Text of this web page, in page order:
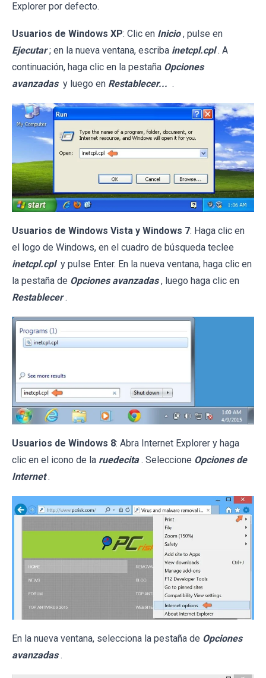
Explorer por defecto.
Usuarios de Windows XP: Clic en Inicio , pulse en
Ejecutar ; en la nueva ventana, escriba inetcpl.cpl . A
continuación, haga clic en la pestaña Opciones
avanzadas y luego en Restablecer... .
Usuarios de Windows Vista y Windows 7: Haga clic en
el logo de Windows, en el cuadro de búsqueda teclee
inetcpl.cpl y pulse Enter. En la nueva ventana, haga clic en
la pestaña de Opciones avanzadas , luego haga clic en
Restablecer .
Usuarios de Windows 8: Abra Internet Explorer y haga
clic en el icono de la ruedecita . Seleccione Opciones de
Internet .
En la nueva ventana, selecciona la pestaña de Opciones
avanzadas .